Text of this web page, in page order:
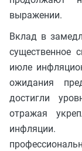
выражении.
Вклад в
существенное
июле
ожидания
достигли
отражая